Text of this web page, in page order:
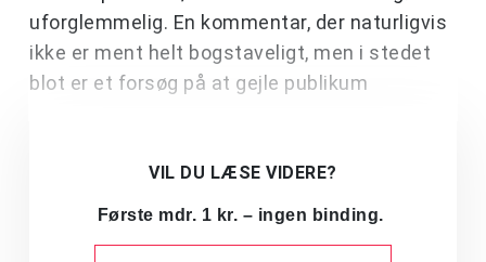
uforglemmelig. En kommentar, der naturligvis
ikke er ment helt bogstaveligt, men i stedet
blot er et forsøg på at gejle publikum
VIL DU LÆSE VIDERE?
Første mdr. 1 kr. – ingen binding.